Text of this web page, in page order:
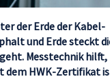
der Erde der Kabel-
und Erde steckt
Messtechnik hilft,
dem HWK-Zertifikat